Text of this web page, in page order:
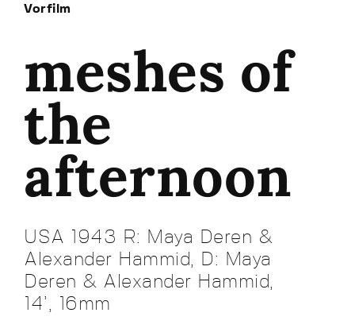
Vorfilm
meshes of
the
afternoon
USA 1943 R: Maya Deren &
Alexander Hammid, D: Maya
Deren & Alexander Hammid,
14’, 16mm